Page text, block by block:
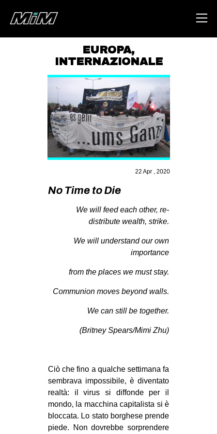
HOME
ABOUT
AREA
DEGENERAZIONE
GAZA FREESTYLE
CSOA LAMBRETTA
STUDENTI TSUNAMI
MILANO
MOBILITAZIONI
SPORT POPOLARE
MOVIMENTI
AMBIENTE
ANTIFASCISMO
MIGRAZIONI
PRECARIATO
REPRESSIONE
STUDENTI
EUROPA,
INTERNAZIONALE
22 Apr , 2020
No Time to Die
We will feed each other, re-
distribute wealth, strike.
We will understand our own
importance
from the places we must stay.
Communion moves beyond walls.
We can still be together.
(Britney Spears/Mimi Zhu)
Ciò che fino a qualche settimana fa
sembrava impossibile, è diventato
realtà: il virus si diffonde per il
mondo, la macchina capitalista si è
bloccata. Lo stato borghese prende
piede. Non dovrebbe sorprendere